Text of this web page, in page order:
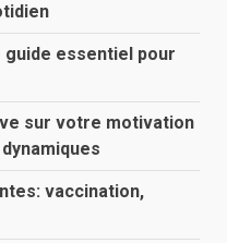
essentiel pour
sur votre motivation
vaccination,